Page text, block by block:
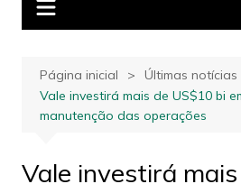
Página inicial
Últimas notícias
Vale investirá mais de US$10 bi
manutenção das operações
Vale investirá